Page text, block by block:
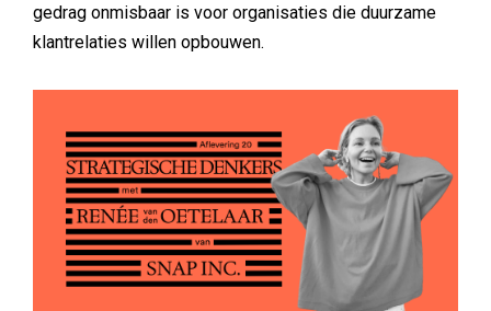
gedrag onmisbaar is voor organisaties die duurzame
klantrelaties willen opbouwen.